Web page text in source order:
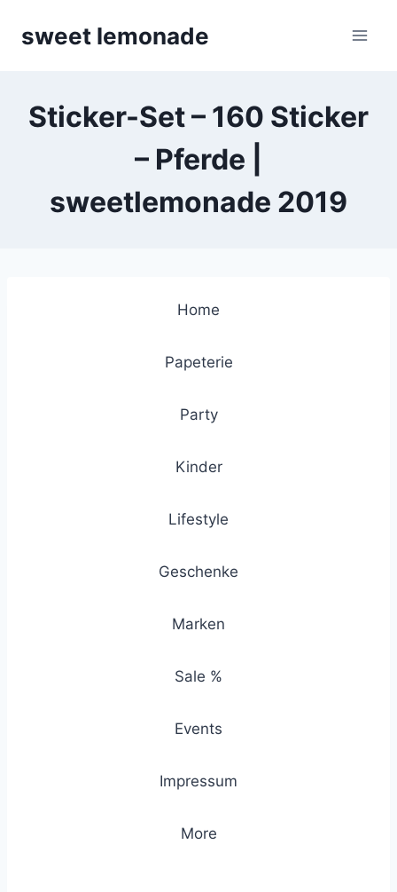
sweet lemonade
Sticker-Set – 160 Sticker
– Pferde |
sweetlemonade 2019
Home
Papeterie
Party
Kinder
Lifestyle
Geschenke
Marken
Sale %
Events
Impressum
More